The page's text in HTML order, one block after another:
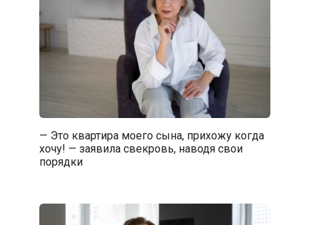
— Это квартира моего сына, прихожу когда
хочу! — заявила свекровь, наводя свои
порядки